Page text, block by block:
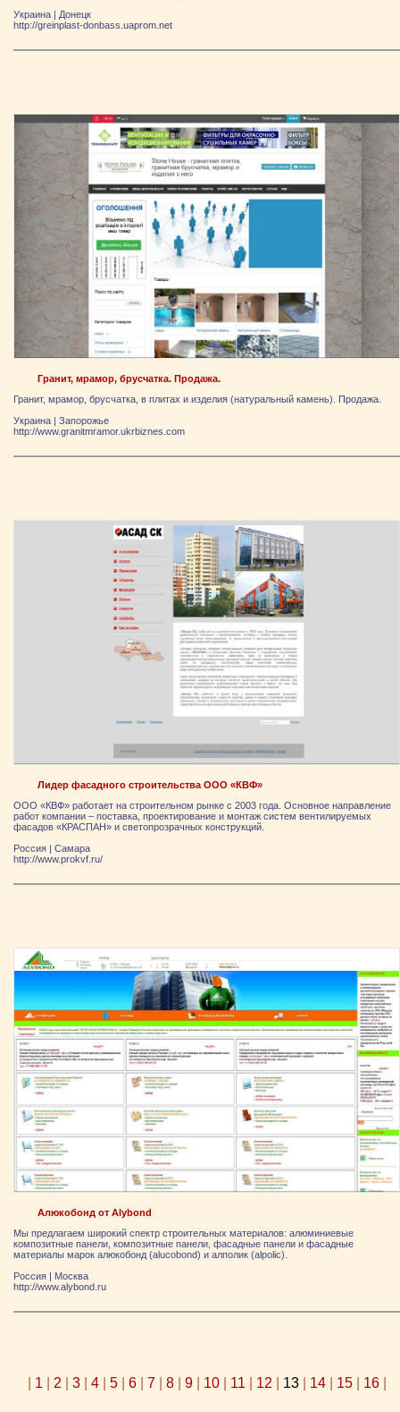
Украина | Донецк
http://greinplast-donbass.uaprom.net
Гранит, мрамор, брусчатка. Продажа.
Гранит, мрамор, брусчатка, в плитах и изделия (натуральный камень). Продажа.
Украина | Запорожье
http://www.granitmramor.ukrbiznes.com
Лидер фасадного строительства ООО «КВФ»
ООО «КВФ» работает на строительном рынке с 2003 года. Основное направление
работ компании – поставка, проектирование и монтаж систем вентилируемых
фасадов «КРАСПАН» и светопрозрачных конструкций.
Россия | Самара
http://www.prokvf.ru/
Алюкобонд от Alybond
Мы предлагаем широкий спектр строительных материалов: алюминиевые
композитные панели, композитные панели, фасадные панели и фасадные
материалы марок алюкобонд (alucobond) и алполик (alpolic).
Россия | Москва
http://www.alybond.ru
1 2 3| 4| 5| 6| 7 8| 9| 10| 11 12 13| 14| 15| 16|